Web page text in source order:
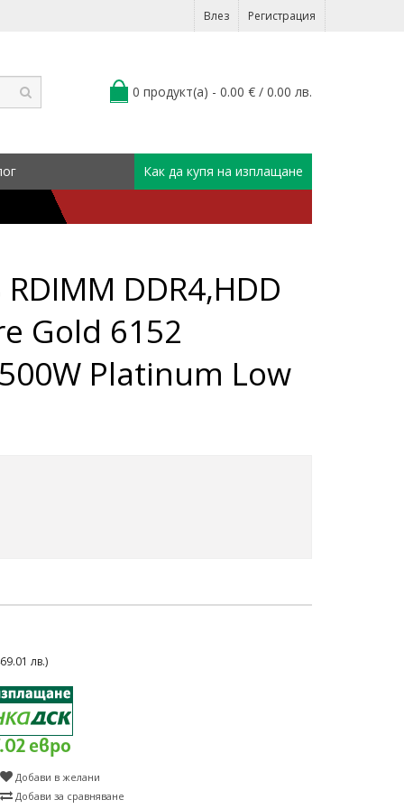
Влез Регистрация
0 продукт(а) - 0.00 € / 0.00 лв.
Как да купя на изплащане
DDR4,HDD
Gold 6152
Platinum Low
лв.)
евро
Добави в желани
Добави за сравняване